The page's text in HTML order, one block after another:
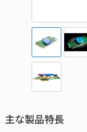
主な製品特長